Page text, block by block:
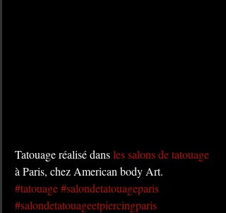
Tatouage réalisé dans les salons de tatouage
à Paris, chez American body Art.
#tatouage#salondetatouageparis
#salondetatouageetpiercingparis